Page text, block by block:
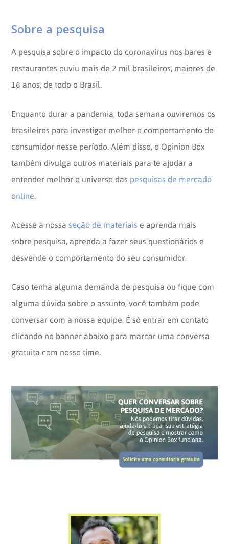
Sobre a pesquisa
A pesquisa sobre o impacto do coronavírus nos bares e
restaurantes ouviu mais de 2 mil brasileiros, maiores de
16 anos, de todo o Brasil.
Enquanto durar a pandemia, toda semana ouviremos os
brasileiros para investigar melhor o comportamento do
consumidor nesse período. Além disso, o Opinion Box
também divulga outros materiais para te ajudar a
entender melhor o universo das pesquisas de mercado
online.
Acesse a nossaseção de materiais e aprenda mais
sobre pesquisa, aprenda a fazer seus questionários e
desvende o comportamento do seu consumidor.
Caso tenha alguma demanda de pesquisa ou fique com
alguma dúvida sobre o assunto, você também pode
conversar com a nossa equipe. É só entrar em contato
clicando no banner abaixo para marcar uma conversa
gratuita com nosso time.